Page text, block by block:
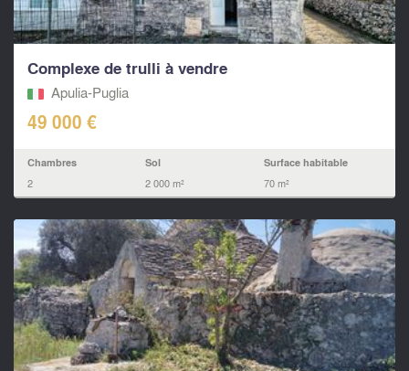
Complexe de trulli à vendre
Apulia-Puglia
49 000 €
Chambres
2
Sol
2 000 m²
Surface habitable
70 m²